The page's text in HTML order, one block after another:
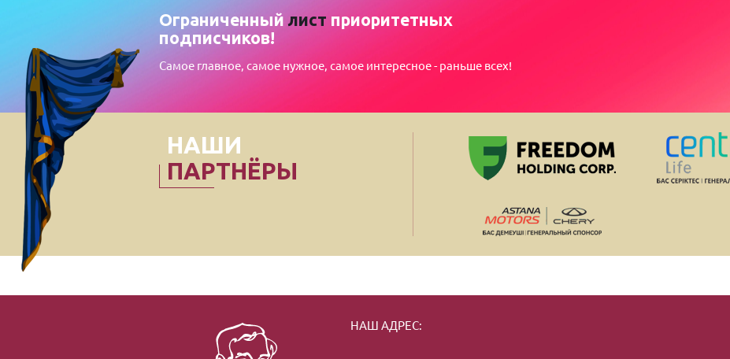
Ограниченныйлист приоритетных
подписчиков!
Самое главное, самое нужное, самое интересное - раньше всех!
НАШИ
ПАРТНЁРЫ
НАШ АДРЕС: